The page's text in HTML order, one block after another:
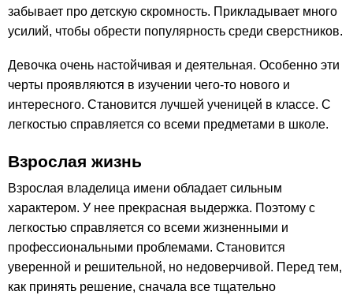
забывает про детскую скромность. Прикладывает много
усилий, чтобы обрести популярность среди сверстников.
Девочка очень настойчивая и деятельная. Особенно эти
черты проявляются в изучении чего-то нового и
интересного. Становится лучшей ученицей в классе. С
легкостью справляется со всеми предметами в школе.
Взрослая жизнь
Взрослая владелица имени обладает сильным
характером. У нее прекрасная выдержка. Поэтому с
легкостью справляется со всеми жизненными и
профессиональными проблемами. Становится
уверенной и решительной, но недоверчивой. Перед тем,
как принять решение, сначала все тщательно